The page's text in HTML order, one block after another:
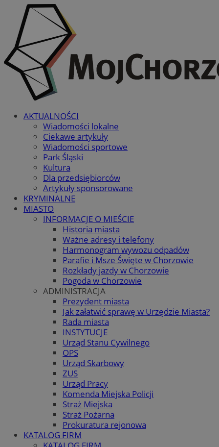
AKTUALNOŚCI
Wiadomości lokalne
Ciekawe artykuły
Wiadomości sportowe
Park Śląski
Kultura
Dla przedsiębiorców
Artykuły sponsorowane
KRYMINALNE
MIASTO
INFORMACJE O MIEŚCIE
Historia miasta
Ważne adresy i telefony
Harmonogram wywozu odpadów
Parafie i Msze Święte w Chorzowie
Rozkłady jazdy w Chorzowie
Pogoda w Chorzowie
ADMINISTRACJA
Prezydent miasta
Jak załatwić sprawę w Urzędzie Miasta?
Rada miasta
INSTYTUCJE
Urząd Stanu Cywilnego
OPS
Urząd Skarbowy
ZUS
Urząd Pracy
Komenda Miejska Policji
Straż Miejska
Straż Pożarna
Prokuratura rejonowa
KATALOG FIRM